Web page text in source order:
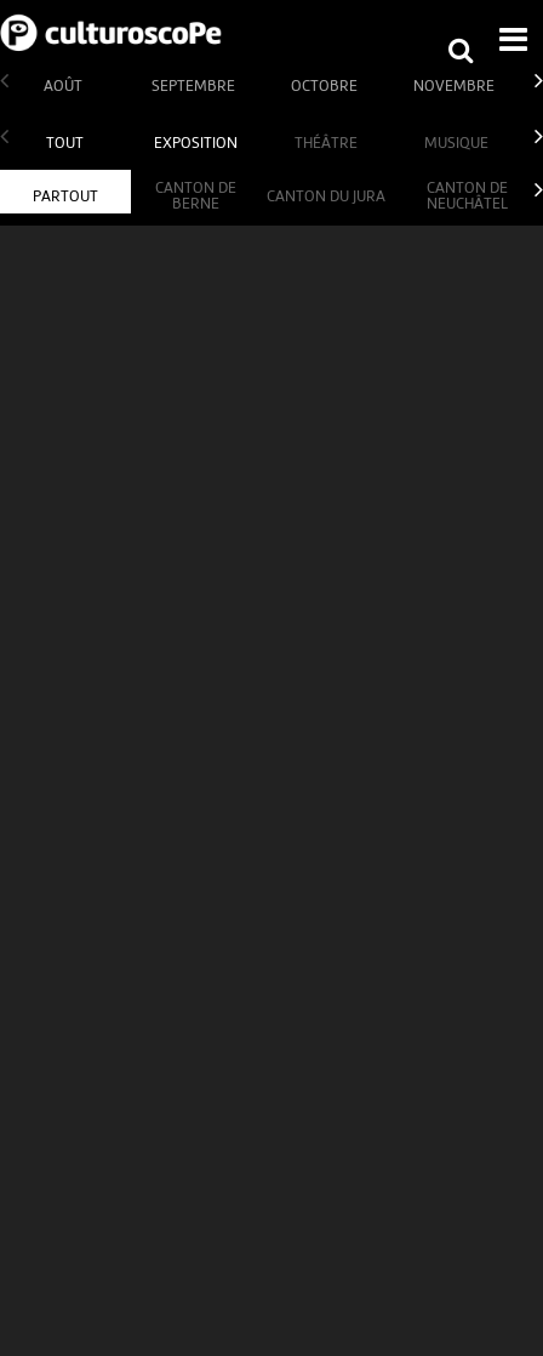
AOÛT SEPTEMBRE OCTOBRE NOVEMBRE
TOUT EXPOSITION THÉÂTRE MUSIQUE
PARTOUT
CANTON DE
BERNE
CANTON DU JURA
CANTON DE
NEUCHÂTEL